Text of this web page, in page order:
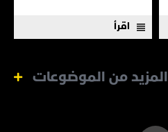
اقرأ
المزيد من الموضوعات